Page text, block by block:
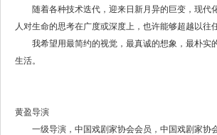
随着各种技术迭代，迎来日新月异的巨变，现代
人对生命的思考在广度或深度上，也许能够超越以往
我希望用最简约的视觉，最真诚的想象，最朴实
生活。
黄盈导演
一级导演，中国戏剧家协会会员，中国戏剧家协